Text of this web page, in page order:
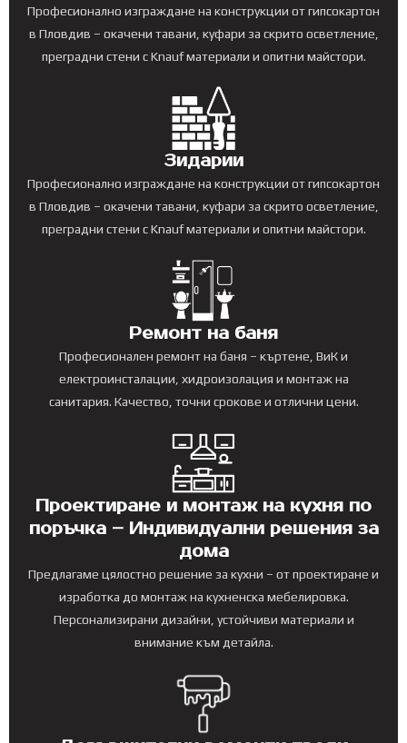
Професионално изграждане на конструкции от гипсокартон
в Пловдив – окачени тавани, куфари за скрито осветление,
преградни стени с Knauf материали и опитни майстори.
Зидарии
Професионално изграждане на конструкции от гипсокартон
в Пловдив – окачени тавани, куфари за скрито осветление,
преградни стени с Knauf материали и опитни майстори.
Ремонт на баня
Професионален ремонт на баня – къртене, ВиК и
електроинсталации, хидроизолация и монтаж на
санитария. Качество, точни срокове и отлични цени.
Проектиране и монтаж на кухня по
поръчка – Индивидуални решения за
дома
Предлагаме цялостно решение за кухни – от проектиране и
изработка до монтаж на кухненска мебелировка.
Персонализирани дизайни, устойчиви материали и
внимание към детайла.